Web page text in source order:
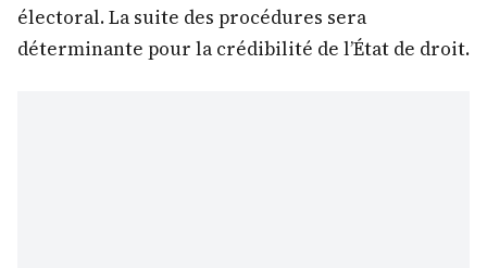
électoral. La suite des procédures sera
déterminante pour la crédibilité de l’État de droit.